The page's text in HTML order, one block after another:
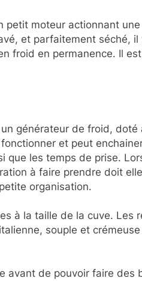
petit moteur actionnant
et parfaitement séché, il
froid en permanence. Il
générateur de froid, doté
et peut
les temps de prise.
à faire prendre doit
organisation.
à la taille de la cuve. Les
souple et
avant de pouvoir faire des